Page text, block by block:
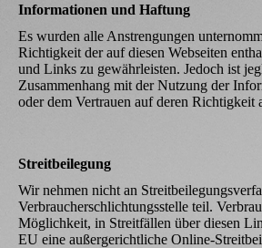
Informationen und Haftung
Es wurden alle Anstrengungen
Richtigkeit der auf diesen Webseiten
und Links zu gewährleisten. Jedoch ist
Zusammenhang mit der Nutzung der
oder dem Vertrauen auf deren Richtigkeit
Streitbeilegung
Wir nehmen nicht an
Verbraucherschlichtungsstelle teil.
Möglichkeit, in Streitfällen über diesen
EU eine außergerichtliche Online-